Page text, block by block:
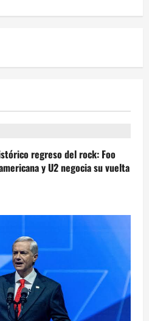
regreso del rock: Foo
y U2 negocia su vuelta